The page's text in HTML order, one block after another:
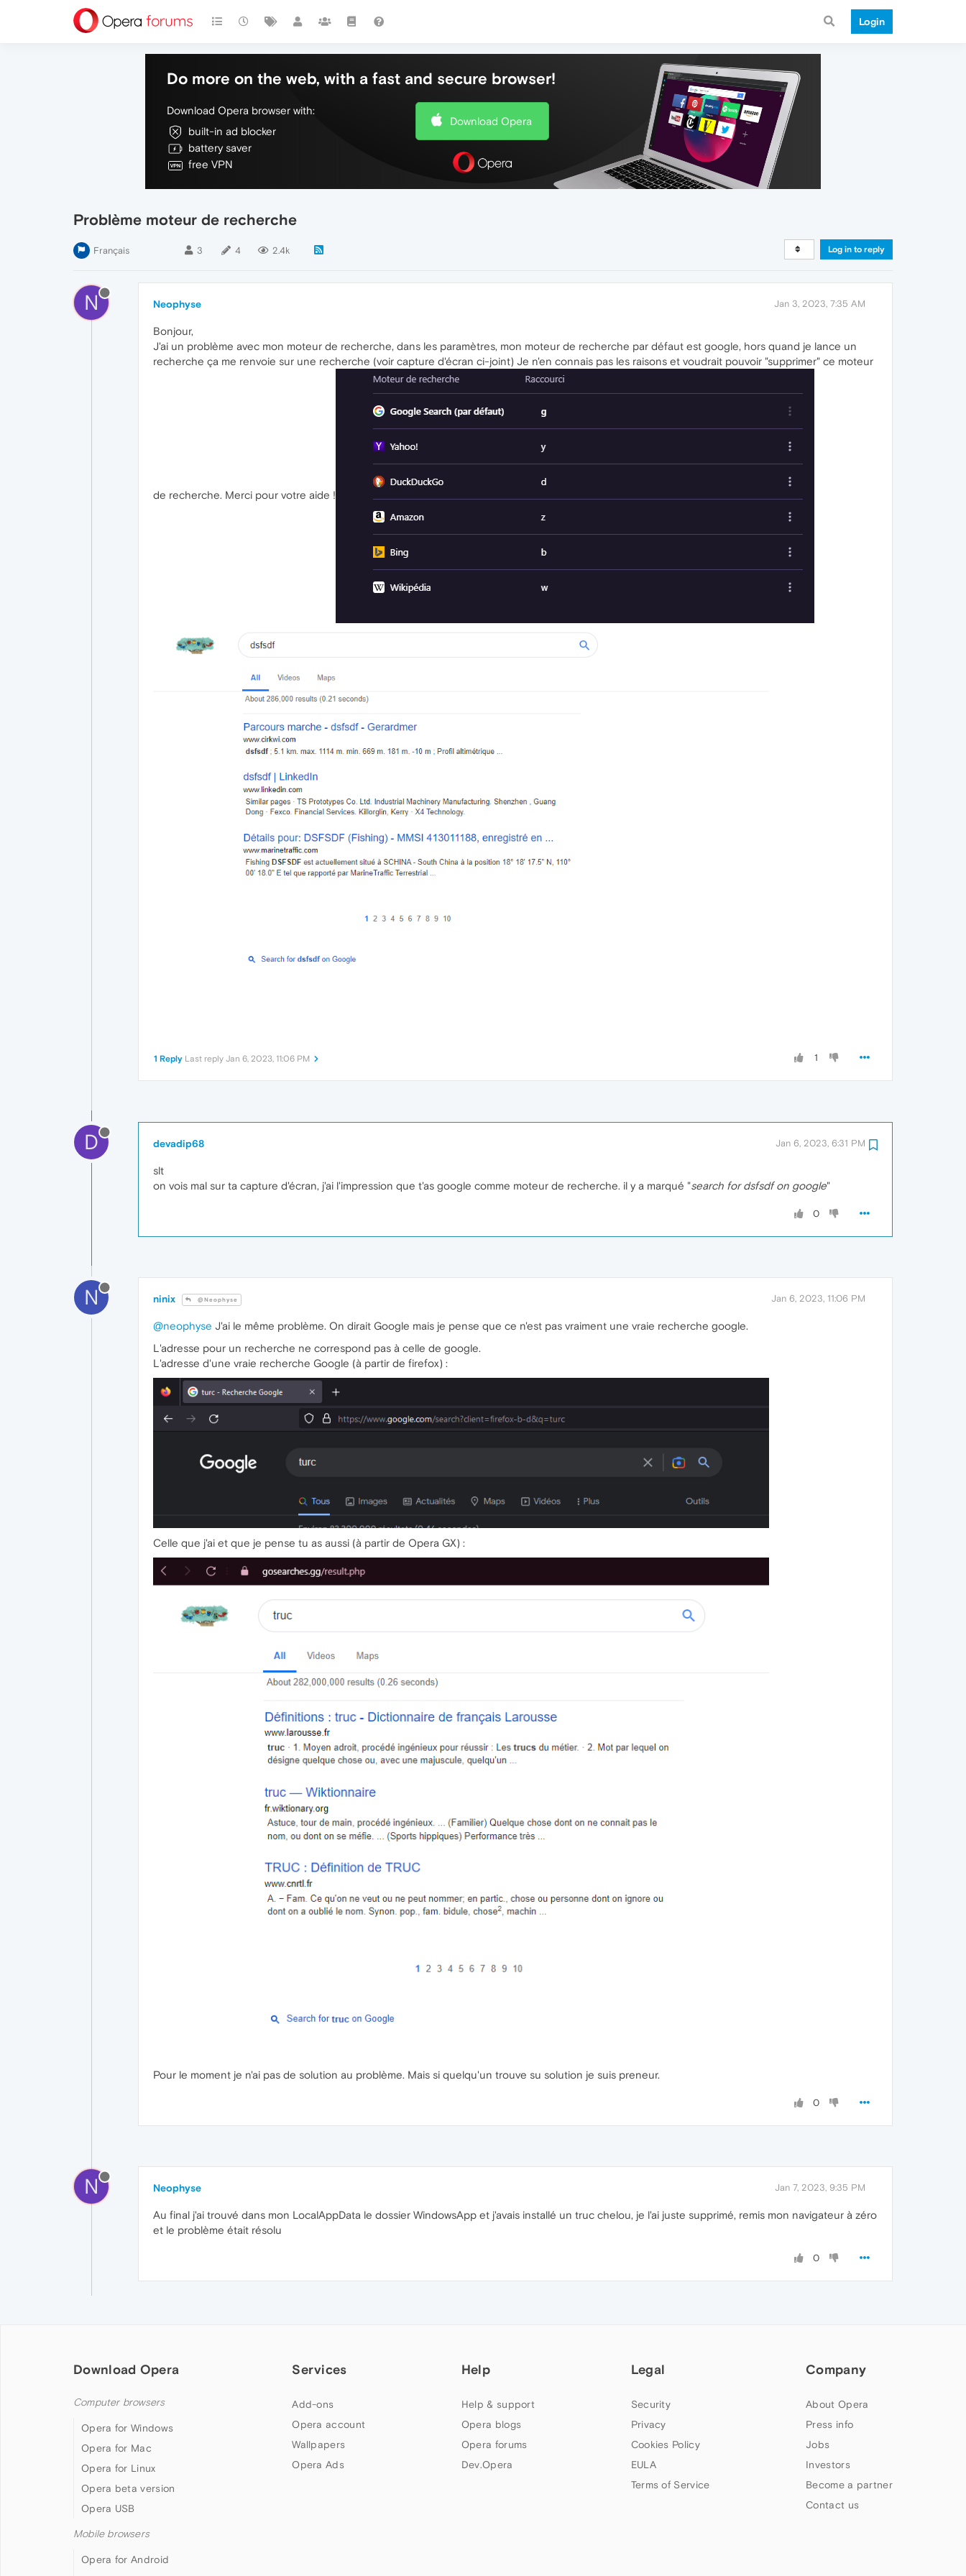
Login
Do more on the web, with a fast and secure browser!
Download Opera browser with:
built-in ad blocker
battery saver
free VPN
Download Opera
Problème moteur de recherche
Français 3 4 2.4k Log in to reply
N Neophyse Jan 3, 2023, 7:35 AM
Bonjour,
J'ai un problème avec mon moteur de recherche, dans les paramètres, mon moteur de recherche par défaut est google, hors quand je lance un
recherche ça me renvoie sur une recherche (voir capture d'écran ci-joint) Je n'en connais pas les raisons et voudrait pouvoir "supprimer" ce moteur
de recherche. Merci pour votre aide !
1
1 Reply Last reply Jan 6, 2023, 11:06 PM
D devadip68 Jan 6, 2023, 6:31 PM
slt
on vois mal sur ta capture d'écran, j'ai l'impression que t'as google comme moteur de recherche. il y a marqué "search for dsfsdf on google"
0
N ninix @Neophyse Jan 6, 2023, 11:06 PM
@neophyse J'ai le même problème. On dirait Google mais je pense que ce n'est pas vraiment une vraie recherche google.
L'adresse pour un recherche ne correspond pas à celle de google.
L'adresse d'une vraie recherche Google (à partir de firefox) :
Celle que j'ai et que je pense tu as aussi (à partir de Opera GX) :
Pour le moment je n'ai pas de solution au problème. Mais si quelqu'un trouve su solution je suis preneur.
0
N Neophyse Jan 7, 2023, 9:35 PM
Au final j'ai trouvé dans mon LocalAppData le dossier WindowsApp et j'avais installé un truc chelou, je l'ai juste supprimé, remis mon navigateur à zéro
et le problème était résolu
0
Download Opera
Computer browsers
Opera for Windows
Opera for Mac
Opera for Linux
Opera beta version
Opera USB
Mobile browsers
Opera for Android
Services
Add-ons
Opera account
Wallpapers
Opera Ads
Help
Help & support
Opera blogs
Opera forums
Dev.Opera
Legal
Security
Privacy
Cookies Policy
EULA
Terms of Service
Company
About Opera
Press info
Jobs
Investors
Become a partner
Contact us